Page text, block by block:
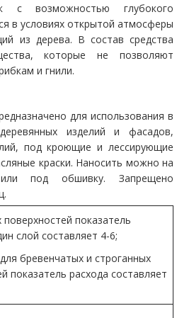
с возможностью глубокого
в условиях открытой атмосферы
из дерева. В состав средства
которые не позволяют
и гнили.
для использования в
изделий и фасадов,
под кроющие и лессирующие
краски. Наносить можно на
под обшивку. Запрещено
показатель
слой составляет 4-6;
бревенчатых и строганных
показатель расхода составляет